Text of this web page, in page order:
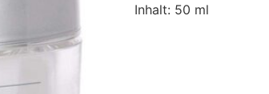
Inhalt: 50 ml